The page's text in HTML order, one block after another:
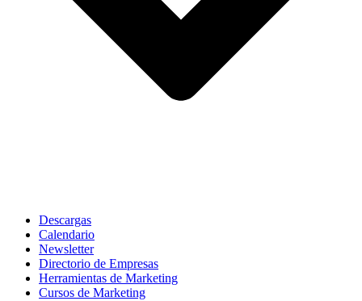
Descargas
Calendario
Newsletter
Directorio de Empresas
Herramientas de Marketing
Cursos de Marketing